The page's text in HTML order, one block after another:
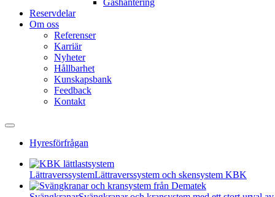
Gashantering
Reservdelar
Om oss
Referenser
Karriär
Nyheter
Hållbarhet
Kunskapsbank
Feedback
Kontakt
Hyresförfrågan
LättraverssystemLättraverssystem och skensystem KBK